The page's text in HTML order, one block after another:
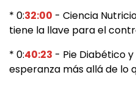
* 0:32:00 - Ciencia
tiene la llave para el
* 0:40:23 - Pie Diabético
esperanza más allá de lo